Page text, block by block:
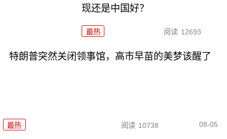
现还是中国好？
最热 阅读 12693
特朗普突然关闭领事馆，高市早苗的美梦该醒了
最热 阅读 10738 08-05